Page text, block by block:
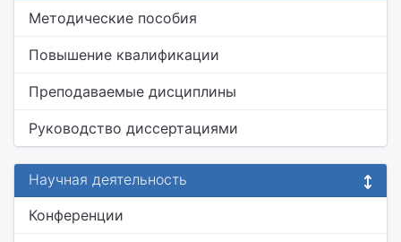
Методические пособия
Повышение квалификации
Преподаваемые дисциплины
Руководство диссертациями
Научная деятельность
Конференции